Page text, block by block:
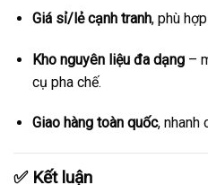
Giá sỉ/lẻ cạnh tranh, phù
Kho nguyên liệu đa dạng–
cụ pha chế.
Giao hàng toàn quốc, nhanh
✅ Kết luận